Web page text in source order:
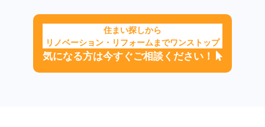
住まい探しから
リノベーション・リフォームまでワンストップ
気になる方は今すぐご相談ください！